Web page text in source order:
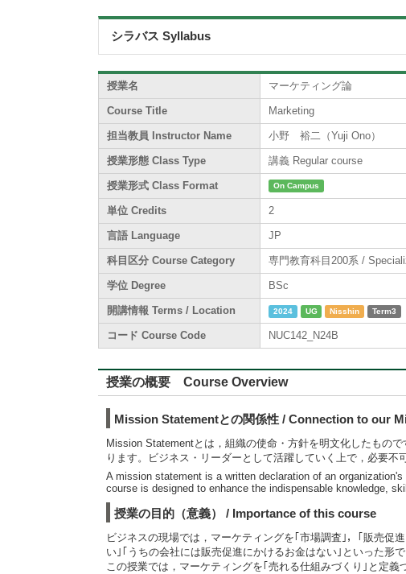
シラバス Syllabus
授業名 マーケティング論
Course Title Marketing
担当教員 Instructor Name 小野 裕二（Yuji Ono）
授業形態 Class Type 講義 Regular course
授業形式 Class Format On Campus
単位 Credits 2
言語 Language JP
科目区分 Course Category 専門教育科目200系 /
学位 Degree BSc
開講情報 Terms / Location 2024 UG Nisshin Term3
コード Course Code NUC142_N24B
授業の概要 Course Overview
Mission Statementとの関係性 / Connection to our
Mission Statementとは，組織の使命・方針を明文化したもの
ります。ビジネス・リーダーとして活躍していく上で，必要不
A mission statement is a written declaration of an
course is designed to enhance the indispensable knowledge,
授業の目的（意義） / Importance of this course
ビジネスの現場では，マーケティングを｢市場調査｣，｢販売促
い｣｢うちの会社には販売促進にかけるお金はない｣といった形
この授業では，マーケティングを｢売れる仕組みづくり｣と定